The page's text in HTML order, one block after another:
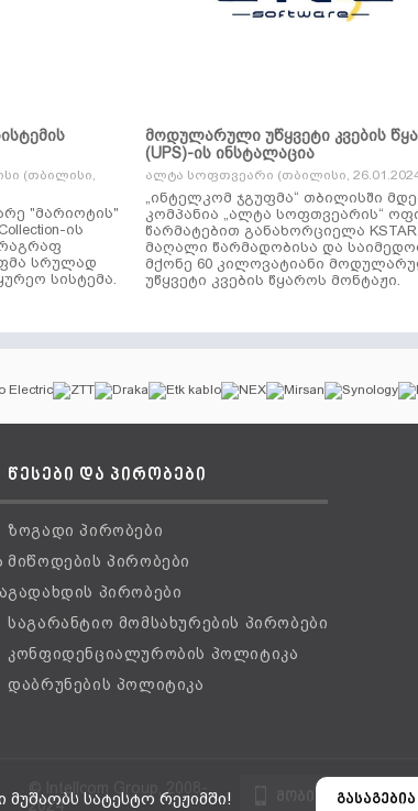
(თბილისი,
"მარიოტის"
ის
სრულად
სისტემა.
მოდულარული უწყვეტი კვების
(UPS)-ის ინსტალაცია
ალტა სოფთვეარი (თბილისი,
„ინტელკომ ჯგუფმა“ თბილისში
კომპანია „ალტა სოფთვეარის“
წარმატებით განახორციელა KSTAR-ის
მაღალი წარმადობისა და
მქონე 60 კილოვატიანი
უწყვეტი კვების წყაროს მონტაჟი.
წესები და პირობები
ზოგადი პირობები
მიწოდების პირობები
გადახდის პირობები
საგარანტიო მომსახურების პირობები
კონფიდენციალურობის პოლიტიკა
დაბრუნების პოლიტიკა
2024
მობილური ვერსია
მუშაობს სატესტო რეჟიმში! გასაგებია